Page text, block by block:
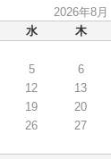
2026年8月
水 木
5 6
12 13
19 20
26 27